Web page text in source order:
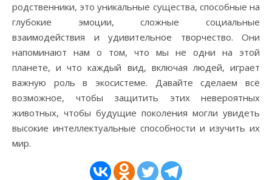
родственники, это уникальные существа, способные на
глубокие эмоции, сложные социальные
взаимодействия и удивительное творчество. Они
напоминают нам о том, что мы не одни на этой
планете, и что каждый вид, включая людей, играет
важную роль в экосистеме. Давайте сделаем всё
возможное, чтобы защитить этих невероятных
животных, чтобы будущие поколения могли увидеть
высокие интеллектуальные способности и изучить их
мир.